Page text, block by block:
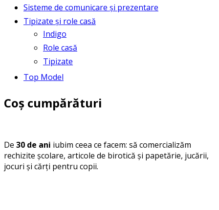
Sisteme de comunicare și prezentare
Tipizate și role casă
Indigo
Role casă
Tipizate
Top Model
Coș cumpărături
De 30 de ani iubim ceea ce facem: să comercializăm
rechizite școlare, articole de birotică și papetărie, jucării,
jocuri și cărți pentru copii.